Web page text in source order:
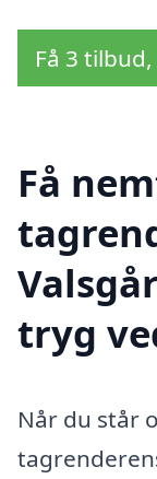
Få 3
Få
tryg
Når du står